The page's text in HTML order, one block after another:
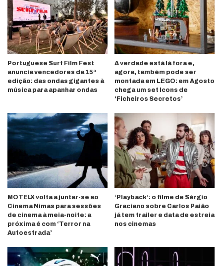
Portuguese Surf Film Fest
anuncia vencedores da 15ª
edição: das ondas gigantes à
música para apanhar ondas
A verdade está lá fora e,
agora, também pode ser
montada em LEGO: em Agosto
chega um set Icons de
‘Ficheiros Secretos’
MOTELX volta a juntar-se ao
Cinema Nimas para sessões
de cinema à meia-noite: a
próxima é com ‘Terror na
Autoestrada’
‘Playback’: o filme de Sérgio
Graciano sobre Carlos Paião
já tem trailer e data de estreia
nos cinemas